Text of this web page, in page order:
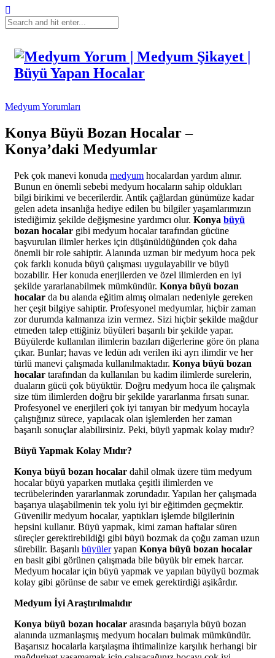
Medyum Yorumları
Konya Büyü Bozan Hocalar –
Konya’daki Medyumlar
Pek çok manevi konuda medyum hocalardan yardım alınır.
Bunun en önemli sebebi medyum hocaların sahip oldukları
bilgi birikimi ve becerilerdir. Antik çağlardan günümüze kadar
gelen adeta insanlığa hediye edilen bu bilgiler yaşamlarımızın
istediğimiz şekilde değişmesine yardımcı olur. Konya büyü
bozan hocalar gibi medyum hocalar tarafından gücüne
başvurulan ilimler herkes için düşünüldüğünden çok daha
önemli bir role sahiptir. Alanında uzman bir medyum hoca pek
çok farklı konuda büyü çalışması uygulayabilir ve büyü
bozabilir. Her konuda enerjilerden ve özel ilimlerden en iyi
şekilde yararlanabilmek mümkündür. Konya büyü bozan
hocalar da bu alanda eğitim almış olmaları nedeniyle gereken
her çeşit bilgiye sahiptir. Profesyonel medyumlar, hiçbir zaman
zor durumda kalmanıza izin vermez. Sizi hiçbir şekilde mağdur
etmeden talep ettiğiniz büyüleri başarılı bir şekilde yapar.
Büyülerde kullanılan ilimlerin bazıları diğerlerine göre ön plana
çıkar. Bunlar; havas ve ledün adı verilen iki ayrı ilimdir ve her
türlü manevi çalışmada kullanılmaktadır. Konya büyü bozan
hocalar tarafından da kullanılan bu kadim ilimlerde surelerin,
duaların gücü çok büyüktür. Doğru medyum hoca ile çalışmak
size tüm ilimlerden doğru bir şekilde yararlanma fırsatı sunar.
Profesyonel ve enerjileri çok iyi tanıyan bir medyum hocayla
çalıştığınız sürece, yapılacak olan işlemlerden her zaman
başarılı sonuçlar alabilirsiniz. Peki, büyü yapmak kolay mıdır?
Büyü Yapmak Kolay Mıdır?
Konya büyü bozan hocalar dahil olmak üzere tüm medyum
hocalar büyü yaparken mutlaka çeşitli ilimlerden ve
tecrübelerinden yararlanmak zorundadır. Yapılan her çalışmada
başarıya ulaşabilmenin tek yolu iyi bir eğitimden geçmektir.
Güvenilir medyum hocalar, yaptıkları işlemde bilgilerinin
hepsini kullanır. Büyü yapmak, kimi zaman haftalar süren
süreçler gerektirebildiği gibi büyü bozmak da çoğu zaman uzun
sürebilir. Başarılı büyüleryapan Konya büyü bozan hocalar
en basit gibi görünen çalışmada bile büyük bir emek harcar.
Medyum hocalar için büyü yapmak ve yapılan büyüyü bozmak
kolay gibi görünse de sabır ve emek gerektirdiği aşikârdır.
Medyum İyi Araştırılmalıdır
Konya büyü bozan hocalar arasında başarıyla büyü bozan
alanında uzmanlaşmış medyum hocaları bulmak mümkündür.
Başarısız hocalarla karşılaşma ihtimalinize karşılık herhangi bir